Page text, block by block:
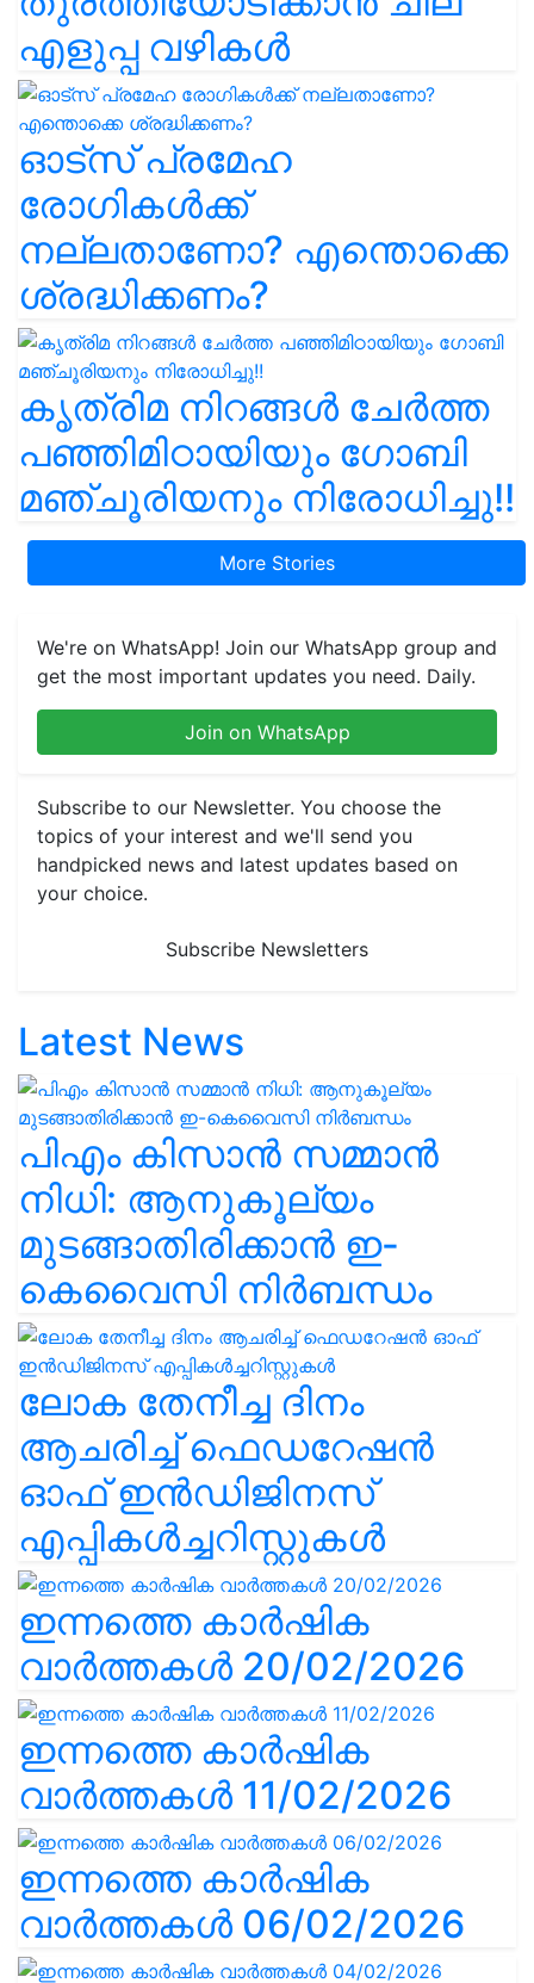
എളുപ്പ വഴികൾ
ഓട്സ് പ്രമേഹ
രോഗികൾക്ക്
നല്ലതാണോ? എന്തൊക്കെ
ശ്രദ്ധിക്കണം?
കൃത്രിമ നിറങ്ങൾ ചേർത്ത
പഞ്ഞിമിഠായിയും ഗോബി
മഞ്ചൂരിയനും നിരോധിച്ചു!!
More Stories
We're on WhatsApp! Join our WhatsApp group and
get the most important updates you need. Daily.
Join on WhatsApp
Subscribe to our Newsletter. You choose the
topics of your interest and we'll send you
handpicked news and latest updates based on
your choice.
Subscribe Newsletters
Latest News
പിഎം കിസാൻ സമ്മാൻ
നിധി: ആനുകൂല്യം
മുടങ്ങാതിരിക്കാൻ ഇ-
കെവൈസി നിർബന്ധം
ലോക തേനീച്ച ദിനം
ആചരിച്ച് ഫെഡറേഷൻ
ഓഫ് ഇൻഡിജിനസ്
എപ്പികൾച്ചറിസ്റ്റുകൾ
ഇന്നത്തെ കാർഷിക
വാർത്തകൾ 20/02/2026
ഇന്നത്തെ കാർഷിക
വാർത്തകൾ 11/02/2026
ഇന്നത്തെ കാർഷിക
വാർത്തകൾ 06/02/2026